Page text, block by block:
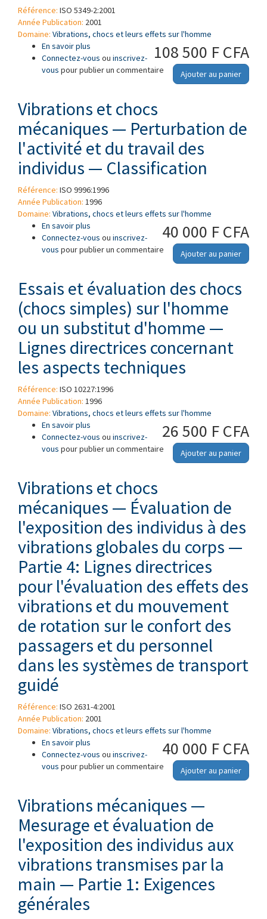
Référence: ISO 5349-2:2001
Année Publication: 2001
Domaine: Vibrations, chocs et leurs effets sur l'homme
108 500 F CFA
Ajouter au panier
En savoir plus à propos de Vibrations mécaniques —
Mesurage et évaluation de l'exposition des
individus aux vibrations transmises par la main
— Partie 2: Guide pratique pour le mesurage
Connectez-vous ou inscrivez-
vous pour publier un commentaire
Vibrations et chocs
mécaniques — Perturbation de
l'activité et du travail des
individus — Classification
Référence: ISO 9996:1996
Année Publication: 1996
Domaine: Vibrations, chocs et leurs effets sur l'homme
40 000 F CFA
Ajouter au panier
En savoir plus à propos de Vibrations et chocs mécaniques —
Perturbation de l'activité et du travail des
individus — Classification
Connectez-vous ou inscrivez-
vous pour publier un commentaire
Essais et évaluation des chocs
(chocs simples) sur l'homme
ou un substitut d'homme —
Lignes directrices concernant
les aspects techniques
Référence: ISO 10227:1996
Année Publication: 1996
Domaine: Vibrations, chocs et leurs effets sur l'homme
26 500 F CFA
Ajouter au panier
En savoir plus à propos de Essais et évaluation des chocs
(chocs simples) sur l'homme ou un substitut
d'homme — Lignes directrices concernant les
Connectez-vous ou inscrivez-
vous pour publier un commentaire
Vibrations et chocs
mécaniques — Évaluation de
l'exposition des individus à des
vibrations globales du corps —
Partie 4: Lignes directrices
pour l'évaluation des effets des
vibrations et du mouvement
de rotation sur le confort des
passagers et du personnel
dans les systèmes de transport
guidé
Référence: ISO 2631-4:2001
Année Publication: 2001
Domaine: Vibrations, chocs et leurs effets sur l'homme
40 000 F CFA
Ajouter au panier
En savoir plus à propos de Vibrations et chocs mécaniques —
Évaluation de l'exposition des individus à des
vibrations globales du corps — Partie 4: Lignes
directrices pour l'évaluation des effets des
confort des passagers et du personnel dans
les systèmes de transport guidé
Connectez-vous ou inscrivez-
vous pour publier un commentaire
Vibrations mécaniques —
Mesurage et évaluation de
l'exposition des individus aux
vibrations transmises par la
main — Partie 1: Exigences
générales